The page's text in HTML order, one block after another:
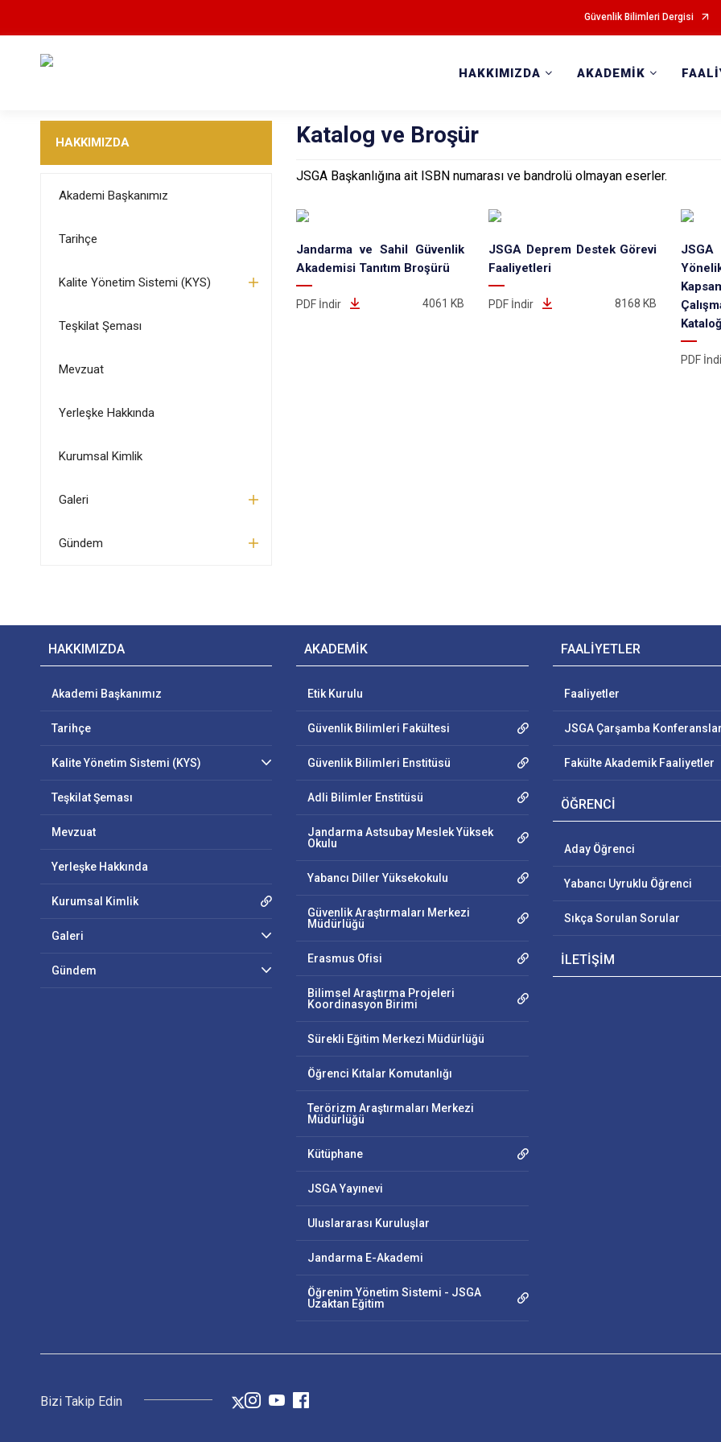
Güvenlik Bilimleri Dergisi
HAKKIMIZDA AKADEMİK
HAKKIMIZDA
Akademi Başkanımız
Tarihçe
Kalite Yönetim Sistemi (KYS)
Teşkilat Şeması
Mevzuat
Yerleşke Hakkında
Kurumsal Kimlik
Galeri
Gündem
Katalog ve Broşür
JSGA Başkanlığına ait ISBN numarası ve bandrolü olmayan eserler.
Jandarma ve Sahil Güvenlik
Akademisi Tanıtım Broşürü
PDF İndir 4061 KB
JSGA Deprem Destek Görevi
Faaliyetleri
PDF İndir 8168 KB
PDF
HAKKIMIZDA
Akademi Başkanımız
Tarihçe
Kalite Yönetim Sistemi (KYS)
Teşkilat Şeması
Mevzuat
Yerleşke Hakkında
Kurumsal Kimlik
Galeri
Gündem
AKADEMİK
Etik Kurulu
Güvenlik Bilimleri Fakültesi
Güvenlik Bilimleri Enstitüsü
Adli Bilimler Enstitüsü
Jandarma Astsubay Meslek Yüksek
Okulu
Yabancı Diller Yüksekokulu
Güvenlik Araştırmaları Merkezi
Müdürlüğü
Erasmus Ofisi
Bilimsel Araştırma Projeleri
Koordinasyon Birimi
Sürekli Eğitim Merkezi Müdürlüğü
Öğrenci Kıtalar Komutanlığı
Terörizm Araştırmaları Merkezi
Müdürlüğü
Kütüphane
JSGA Yayınevi
Uluslararası Kuruluşlar
Jandarma E-Akademi
Öğrenim Yönetim Sistemi - JSGA
Uzaktan Eğitim
FAALİYETLER
Faaliyetler
JSGA Çarşamba
Fakülte Akademik Faaliyetler
ÖĞRENCİ
Aday Öğrenci
Yabancı Uyruklu Öğrenci
Sıkça Sorulan Sorular
İLETİŞİM
Bizi Takip Edin